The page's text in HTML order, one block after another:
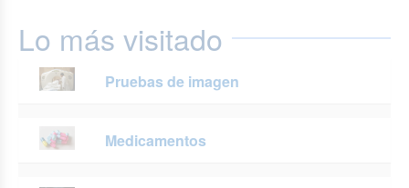
Lo más visitado
Pruebas de imagen
Medicamentos